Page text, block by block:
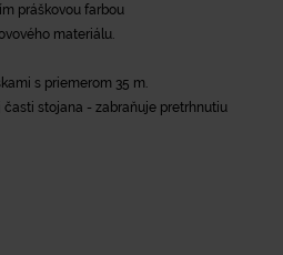
práškovou farbou
materiálu.
s priemerom 35 m.
stojana - zabraňuje pretrhnutiu